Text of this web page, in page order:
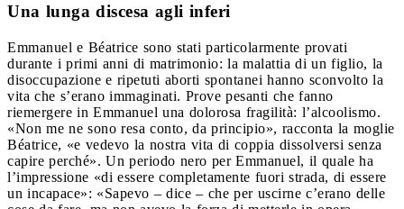
Una lunga discesa agli inferi
Emmanuel e Béatrice sono stati particolarmente provati
durante i primi anni di matrimonio: la malattia di un figlio, la
disoccupazione e ripetuti aborti spontanei hanno sconvolto la
vita che s’erano immaginati. Prove pesanti che fanno
riemergere in Emmanuel una dolorosa fragilità: l’alcoolismo.
«Non me ne sono resa conto, da principio», racconta la moglie
Béatrice, «e vedevo la nostra vita di coppia dissolversi senza
capire perché». Un periodo nero per Emmanuel, il quale ha
l’impressione «di essere completamente fuori strada, di essere
un incapace»: «Sapevo – dice – che per uscirne c’erano delle